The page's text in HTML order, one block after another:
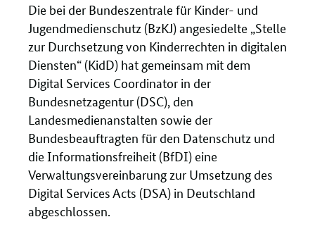
Die bei der Bundeszentrale für Kinder- und
Jugendmedienschutz (BzKJ) angesiedelte „Stelle
zur Durchsetzung von Kinderrechten in digitalen
Diensten“ (KidD) hat gemeinsam mit dem
Digital Services Coordinator in der
Bundesnetzagentur (DSC), den
Landesmedienanstalten sowie der
Bundesbeauftragten für den Datenschutz und
die Informationsfreiheit (BfDI) eine
Verwaltungsvereinbarung zur Umsetzung des
Digital Services Acts (DSA) in Deutschland
abgeschlossen.